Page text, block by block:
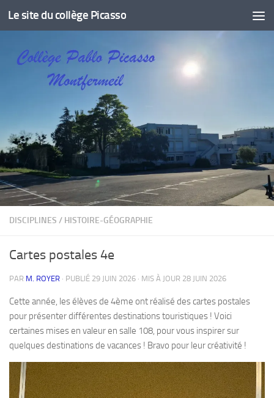
Skip to content
Le site du collège Picasso
DISCIPLINES / HISTOIRE-GÉOGRAPHIE
Cartes postales 4e
PAR M. ROYER · PUBLIÉ 29 JUIN 2026 · MIS À JOUR 28 JUIN 2026
Cette année, les élèves de 4ème ont réalisé des cartes postales
pour présenter différentes destinations touristiques ! Voici
certaines mises en valeur en salle 108, pour vous inspirer sur
quelques destinations de vacances ! Bravo pour leur créativité !